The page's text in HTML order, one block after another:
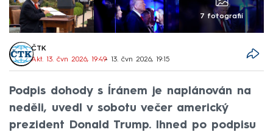
7 fotografií
ČTK
Akt. 13. čvn 2026, 19:49• 13. čvn 2026, 19:15
Podpis dohody s Íránem je naplánován na
neděli, uvedl v sobotu večer americký
prezident Donald Trump. Ihned po podpisu